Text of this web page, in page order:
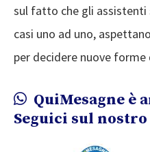
sul fatto che gli assistenti
casi uno ad uno,
per decidere nuove
QuiMesagne è
Seguici sul